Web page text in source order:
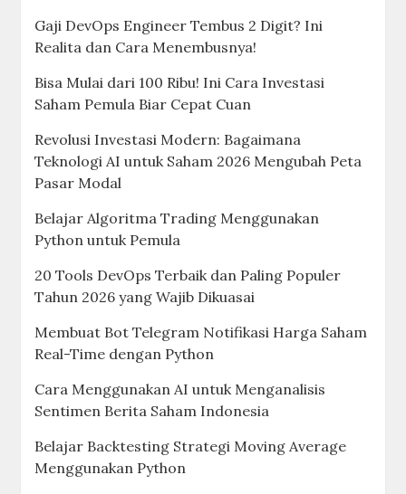
Gaji DevOps Engineer Tembus 2 Digit? Ini
Realita dan Cara Menembusnya!
Bisa Mulai dari 100 Ribu! Ini Cara Investasi
Saham Pemula Biar Cepat Cuan
Revolusi Investasi Modern: Bagaimana
Teknologi AI untuk Saham 2026 Mengubah Peta
Pasar Modal
Belajar Algoritma Trading Menggunakan
Python untuk Pemula
20 Tools DevOps Terbaik dan Paling Populer
Tahun 2026 yang Wajib Dikuasai
Membuat Bot Telegram Notifikasi Harga Saham
Real-Time dengan Python
Cara Menggunakan AI untuk Menganalisis
Sentimen Berita Saham Indonesia
Belajar Backtesting Strategi Moving Average
Menggunakan Python